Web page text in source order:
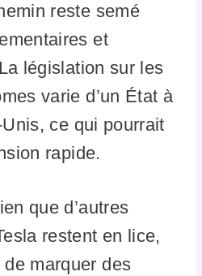
reste semé
et
législation sur les
varie d’un État à
ce qui pourrait
rapide.
que d’autres
restent en lice,
marquer des